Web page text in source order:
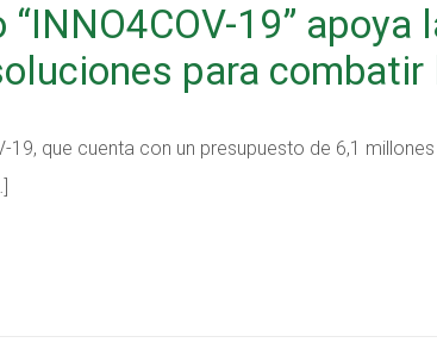
“INNO4COV-19”
para combatir
19, que cuenta con un presupuesto de 6,1